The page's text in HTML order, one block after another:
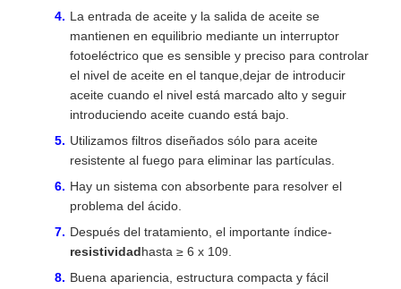
La entrada de aceite y la salida de aceite se
mantienen en equilibrio mediante un interruptor
fotoeléctrico que es sensible y preciso para controlar
el nivel de aceite en el tanque,dejar de introducir
aceite cuando el nivel está marcado alto y seguir
introduciendo aceite cuando está bajo.
Utilizamos filtros diseñados sólo para aceite
resistente al fuego para eliminar las partículas.
Hay un sistema con absorbente para resolver el
problema del ácido.
Después del tratamiento, el importante índice-
resistividadhasta ≥ 6 x 109.
Buena apariencia, estructura compacta y fácil